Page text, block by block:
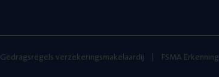
Gedragsregels verzekeringsmakelaardij FSMA Erkenning